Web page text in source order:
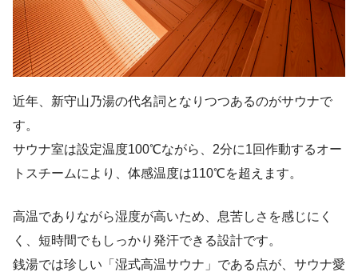
近年、新守山乃湯の代名詞となりつつあるのがサウナで
す。
サウナ室は設定温度100℃ながら、2分に1回作動するオー
トスチームにより、体感温度は110℃を超えます。
高温でありながら湿度が高いため、息苦しさを感じにく
く、短時間でもしっかり発汗できる設計です。
銭湯では珍しい「湿式高温サウナ」である点が、サウナ愛